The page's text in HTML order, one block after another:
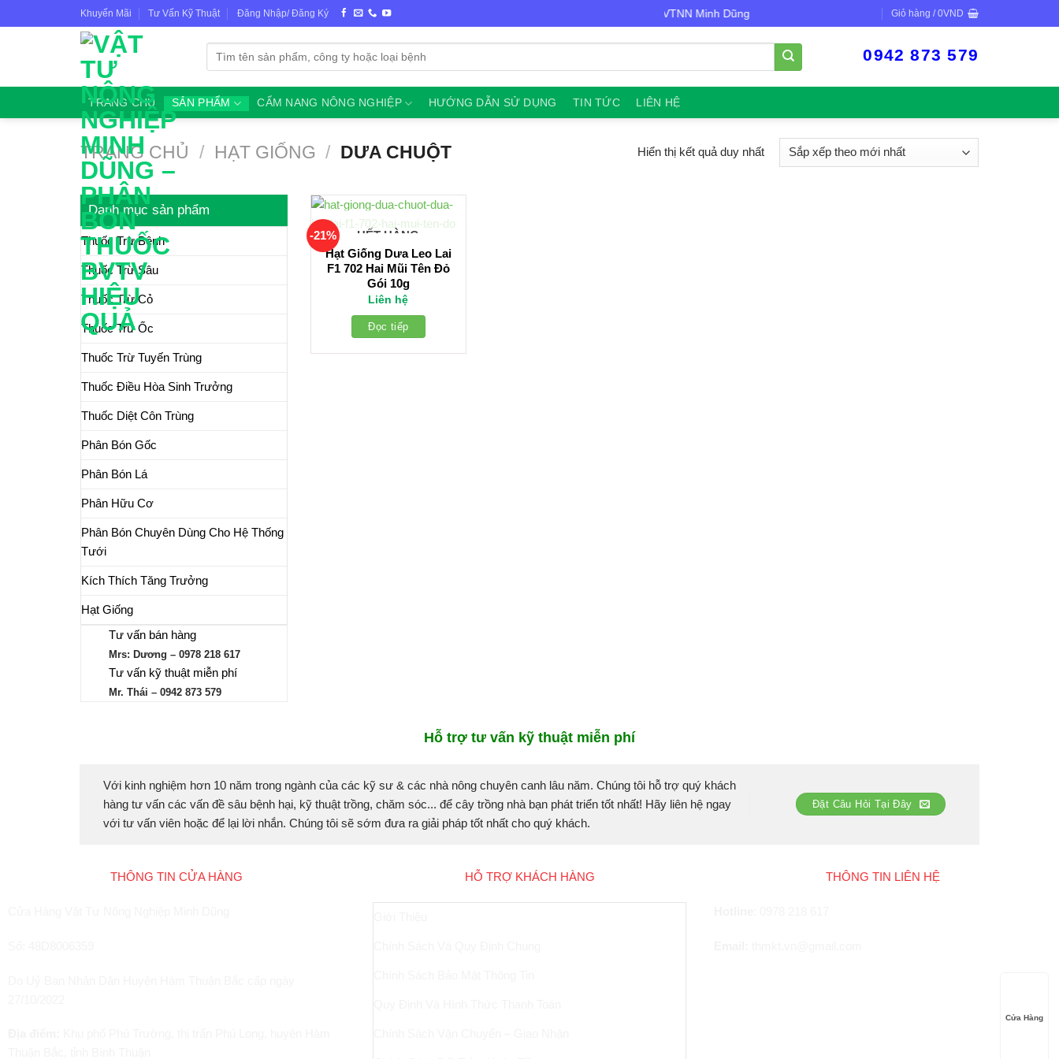
to
Khuyến Mãi Tư Vấn Kỹ Thuật Đăng Nhập/ Đăng Ký Chào mừng bạn đến với VTNN Minh Dũng Giỏ hàng /0VND
kiếm:
0942 873 579
TRANG CHỦ SẢN PHẨM CẨM NANG NÔNG NGHIỆP HƯỚNG DẪN SỬ DỤNG TIN TỨC LIÊN HỆ
TRANG CHỦ / HẠT GIỐNG / DƯA CHUỘT Hiển thị kết quả duy nhất
Danh mục sản phẩm
Thuốc Trừ Bệnh
Thuốc Trừ Sâu
Thuốc Trừ Cỏ
Thuốc Trừ Ốc
Thuốc Trừ Tuyến Trùng
Thuốc Điều Hòa Sinh Trưởng
Thuốc Diệt Côn Trùng
Phân Bón Gốc
Phân Bón Lá
Phân Hữu Cơ
Phân Bón Chuyên Dùng Cho Hệ Thống
Tưới
Kích Thích Tăng Trưởng
Hạt Giống
Tư vấn bán hàng
Mrs: Dương – 0978 218 617
Tư vấn kỹ thuật miễn phí
Mr. Thái – 0942 873 579
-21%
HẾT HÀNG
Hạt Giống Dưa Leo Lai
F1 702 Hai Mũi Tên Đỏ
Gói 10g
Liên hệ
Đọc tiếp
Hỗ trợ tư vấn kỹ thuật miễn phí
Với kinh nghiệm hơn 10 năm trong ngành của các kỹ sư & các nhà nông chuyên canh lâu năm. Chúng tôi hỗ trợ quý khách
hàng tư vấn các vấn đề sâu bệnh hại, kỹ thuật trồng, chăm sóc... để cây trồng nhà bạn phát triển tốt nhất! Hãy liên hệ ngay
với tư vấn viên hoặc để lại lời nhắn. Chúng tôi sẽ sớm đưa ra giải pháp tốt nhất cho quý khách.
Đặt Câu Hỏi Tại Đây
THÔNG TIN CỬA HÀNG HỖ TRỢ KHÁCH HÀNG THÔNG TIN LIÊN HỆ
Cửa Hàng